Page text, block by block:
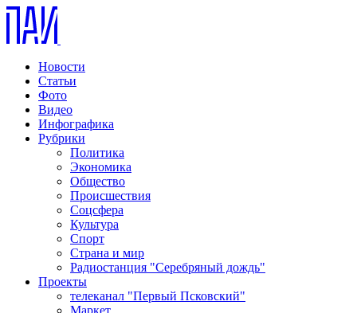
Новости
Статьи
Фото
Видео
Инфографика
Рубрики
Политика
Экономика
Общество
Происшествия
Соцсфера
Культура
Спорт
Страна и мир
Радиостанция "Серебряный дождь"
Проекты
телеканал "Первый Псковский"
Маркет